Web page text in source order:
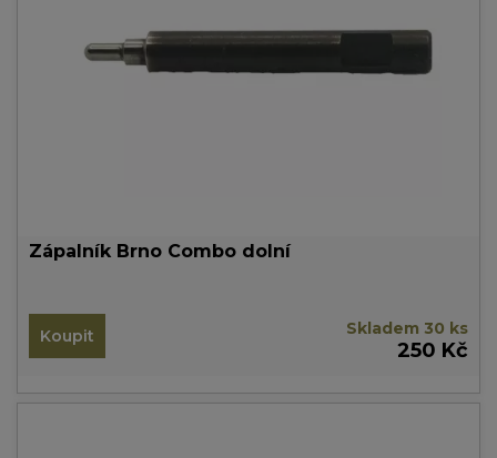
Zápalník Brno Combo dolní
Koupit Skladem 30 ks
250 Kč